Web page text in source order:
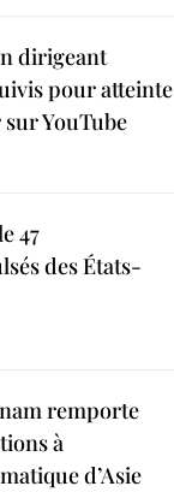
dirigeant
pour atteinte
YouTube
47
des États-
remporte
à
d’Asie